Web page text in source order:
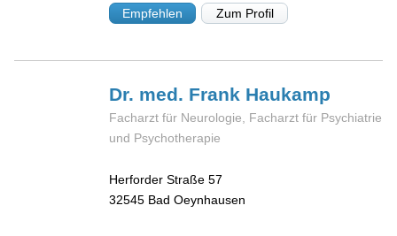
Empfehlen Zum Profil
Dr. med. Frank Haukamp
Facharzt für Neurologie, Facharzt für Psychiatrie
und Psychotherapie
Herforder Straße 57
32545 Bad Oeynhausen